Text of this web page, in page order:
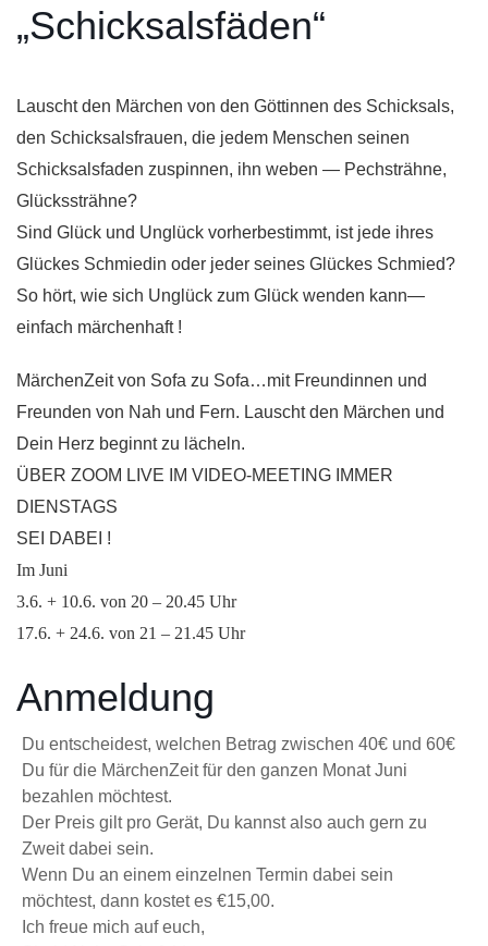
„Schicksalsfäden“
Lauscht den Märchen von den Göttinnen des Schicksals,
den Schicksalsfrauen, die jedem Menschen seinen
Schicksalsfaden zuspinnen, ihn weben — Pechsträhne,
Glückssträhne?
Sind Glück und Unglück vorherbestimmt, ist jede ihres
Glückes Schmiedin oder jeder seines Glückes Schmied?
So hört, wie sich Unglück zum Glück wenden kann—
einfach märchenhaft !
MärchenZeit von Sofa zu Sofa…mit Freundinnen und
Freunden von Nah und Fern. Lauscht den Märchen und
Dein Herz beginnt zu lächeln.
ÜBER ZOOM LIVE IM VIDEO-MEETING IMMER
DIENSTAGS
SEI DABEI !
Im Juni
3.6. + 10.6. von 20 – 20.45 Uhr
17.6. + 24.6. von 21 – 21.45 Uhr
Anmeldung
Du entscheidest, welchen Betrag zwischen 40€ und 60€
Du für die MärchenZeit für den ganzen Monat Juni
bezahlen möchtest.
Der Preis gilt pro Gerät, Du kannst also auch gern zu
Zweit dabei sein.
Wenn Du an einem einzelnen Termin dabei sein
möchtest, dann kostet es €15,00.
Ich freue mich auf euch,